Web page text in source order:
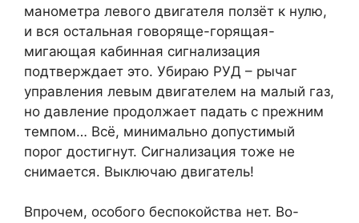
манометра левого двигателя ползёт к нулю,
и вся остальная говоряще-горящая-
мигающая кабинная сигнализация
подтверждает это. Убираю РУД – рычаг
управления левым двигателем на малый газ,
но давление продолжает падать с прежним
темпом… Всё, минимально допустимый
порог достигнут. Сигнализация тоже не
снимается. Выключаю двигатель!
Впрочем, особого беспокойства нет. Во-